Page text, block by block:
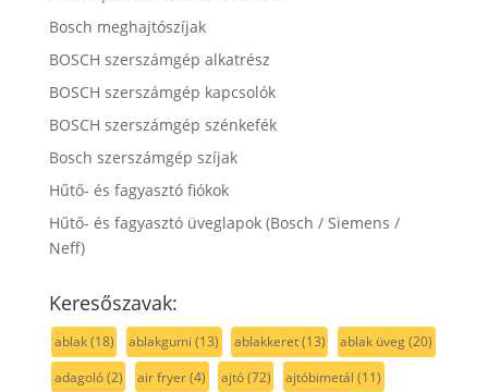
Bosch meghajtószíjak
BOSCH szerszámgép alkatrész
BOSCH szerszámgép kapcsolók
BOSCH szerszámgép szénkefék
Bosch szerszámgép szíjak
Hűtő- és fagyasztó fiókok
Hűtő- és fagyasztó üveglapok (Bosch / Siemens /
Neff)
Keresőszavak:
ablak(18) ablakgumi (13) ablakkeret(13) ablak üveg(20)
adagoló(2) air fryer(4) ajtó(72) ajtóbimetál (11)